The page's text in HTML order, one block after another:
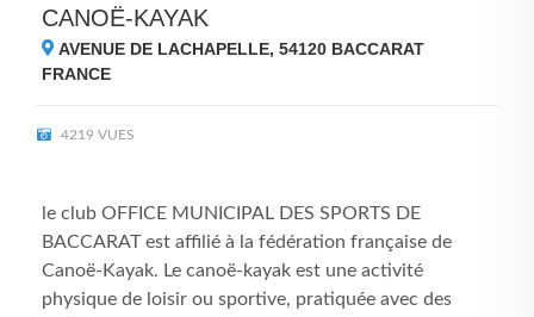
CANOË-KAYAK
AVENUE DE LACHAPELLE, 54120 BACCARAT
FRANCE
4219 VUES
le club OFFICE MUNICIPAL DES SPORTS DE
BACCARAT est affilié à la fédération française de
Canoë-Kayak. Le canoë-kayak est une activité
physique de loisir ou sportive, pratiquée avec des